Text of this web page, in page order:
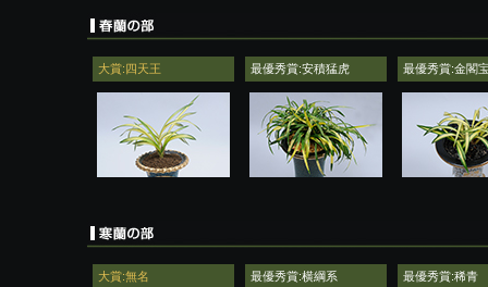
大賞:四天王 最優秀賞:安積猛虎 最優秀賞:金閣
大賞:無名 最優秀賞:横綱系 最優秀賞:稀青